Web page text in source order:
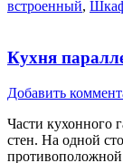
встроенный,
Кухня
Добавить
Части кухонного
стен. На одной